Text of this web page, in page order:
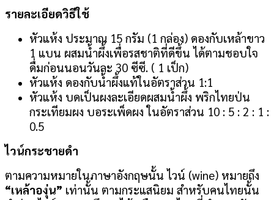
รายละเอียดวิธีใช้
หัวแห้ง ประมาณ 15 กรัม (1 กล่อง) ดองกับเหล้าขาว
1 แบน ผสมน้ำผึ้งเพื่อรสชาติที่ดีขึ้น ได้ตามชอบใจ
ดื่มก่อนนอนวันละ 30 ซีซี. ( 1 เป็ก)
หัวแห้ง ดองกับน้ำผึ้งแท้ในอัตราส่วน 1:1
หัวแห้ง บดเป็นผงละเอียดผสมน้ำผึ้ง พริกไทยป่น
กระเทียมผง บอระเพ็ดผง ในอัตราส่วน 10 : 5 : 2 : 1 :
0.5
ไวน์กระชายดำ
ตามความหมายในภาษาอังกฤษนั้น ไวน์ (wine) หมายถึง
“เหล้าองุ่น” เท่านั้น ตามกระแสนิยม สำหรับคนไทยนั้น